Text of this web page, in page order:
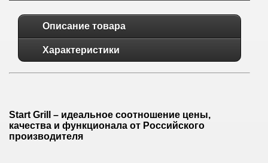
Описание товара
Характеристики
Start Grill – идеальное соотношение цены,
качества и функционала от Российского
производителя